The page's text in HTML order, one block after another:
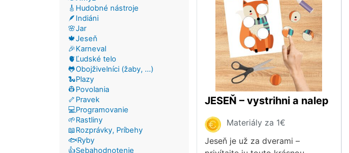
JESEŇ – vystrihni a nalep
Materiály za 1€
Jeseň je už za dverami –
🎸Hudobné nástroje
🪶Indiáni
🌸Jar
🍁Jeseň
🎉Karneval
🫀Ľudské telo
🐸Obojživelníci (žaby, ...)
🐍Plazy
👷Povolania
🦴Pravek
💻Programovanie
🌱Rastliny
📖Rozprávky, Príbehy
🐟Ryby
👍Sebahodnotenie